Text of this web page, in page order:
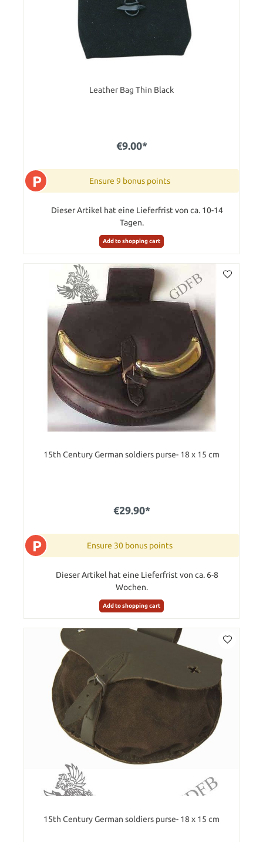
Leather Bag Thin Black
€9.00*
P Ensure 9 bonus points
Dieser Artikel hat eine Lieferfrist von ca. 10-14
Tagen.
Add to shopping cart
15th Century German soldiers purse- 18 x 15 cm
€29.90*
P Ensure 30 bonus points
Dieser Artikel hat eine Lieferfrist von ca. 6-8
Wochen.
Add to shopping cart
15th Century German soldiers purse- 18 x 15 cm